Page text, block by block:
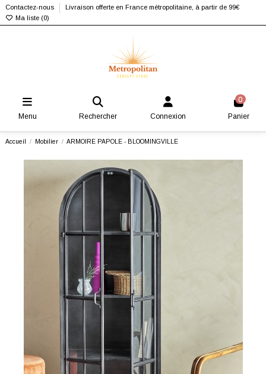
Contactez-nous
Livraison offerte en France métropolitaine, à partir de 99€
Ma liste (0)
Menu Rechercher Connexion
0
Panier
Accueil Mobilier ARMOIRE PAPOLE - BLOOMINGVILLE